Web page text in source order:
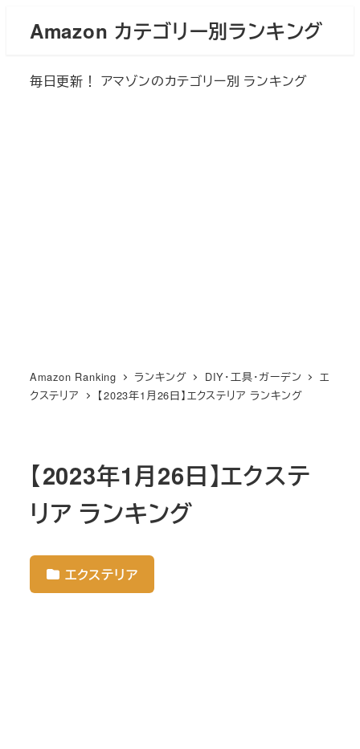
Amazon カテゴリー別ランキング
毎日更新！ アマゾンのカテゴリー別 ランキング
Amazon Ranking ランキング DIY・工具・ガーデン
エ
クステリア
【2023年1月26日】エクステリア ランキング
【2023年1月26日】エクステ
リア ランキング
エクステリア